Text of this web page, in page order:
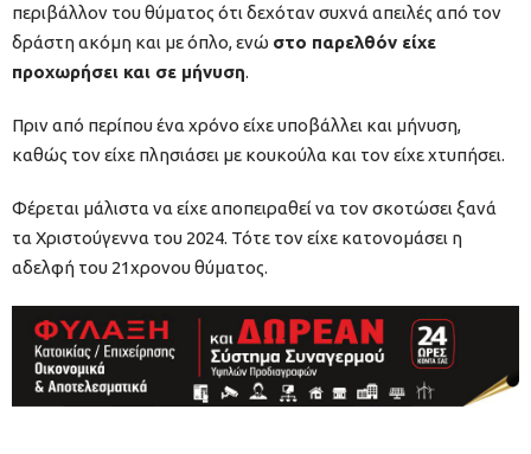
περιβάλλον του θύματος ότι δεχόταν συχνά απειλές από τον
δράστη ακόμη και με όπλο, ενώ στο παρελθόν είχε
προχωρήσει και σε μήνυση.
Πριν από περίπου ένα χρόνο είχε υποβάλλει και μήνυση,
καθώς τον είχε πλησιάσει με κουκούλα και τον είχε χτυπήσει.
Φέρεται μάλιστα να είχε αποπειραθεί να τον σκοτώσει ξανά
τα Χριστούγεννα του 2024. Τότε τον είχε κατονομάσει η
αδελφή του 21χρονου θύματος.